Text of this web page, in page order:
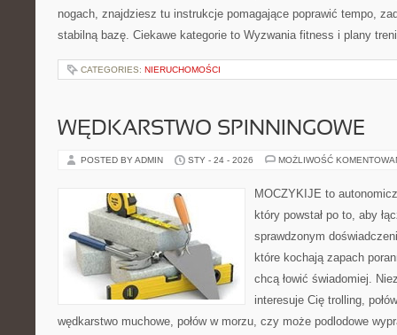
nogach, znajdziesz tu instrukcje pomagające poprawić tempo,
stabilną bazę. Ciekawe kategorie to Wyzwania fitness i plany
CATEGORIES: NIERUCHOMOŚCI
WĘDKARSTWO SPINNINGOWE
POSTED BY ADMIN STY - 24 - 2026 MOŻLIWOŚĆ
MOCZYKIJE to
który powstał po to, aby
sprawdzonym
które kochają zapach
chcą łowić świadomiej.
interesuje Cię trolling,
wędkarstwo muchowe, połów w morzu, czy może podlodowe